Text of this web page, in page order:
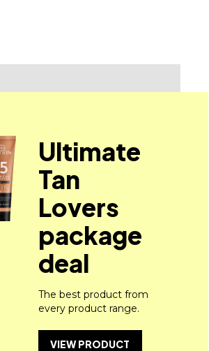
Isopropyl Alcohol,
Disodium EDTA,
Ultimate
Tan
Lovers
package
deal
The best product from
every product range.
VIEW PRODUCT